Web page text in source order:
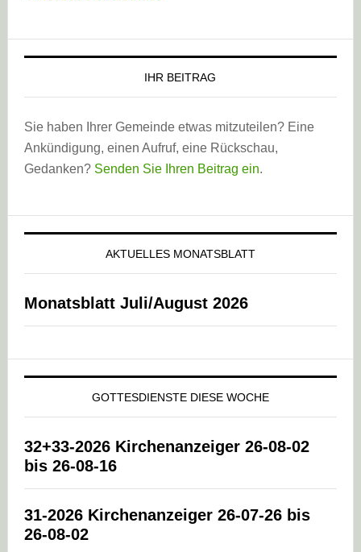
IHR BEITRAG
Sie haben Ihrer Gemeinde etwas mitzuteilen? Eine
Ankündigung, einen Aufruf, eine Rückschau,
Gedanken? Senden Sie Ihren Beitrag ein.
AKTUELLES MONATSBLATT
Monatsblatt Juli/August 2026
GOTTESDIENSTE DIESE WOCHE
32+33-2026 Kirchenanzeiger 26-08-02
bis 26-08-16
31-2026 Kirchenanzeiger 26-07-26 bis
26-08-02